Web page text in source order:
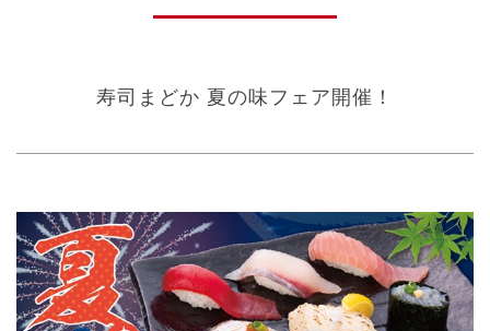
寿司まどか 夏の味フェア開催！